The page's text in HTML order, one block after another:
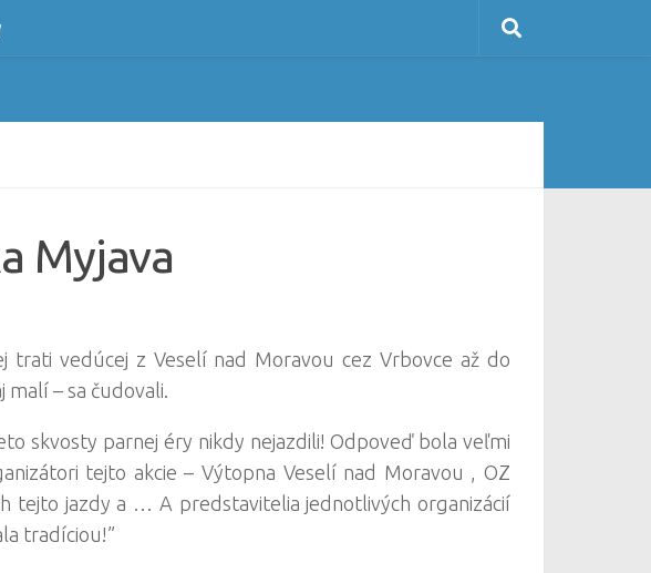
Myjava
trati vedúcej z Veselí nad Moravou cez Vrbovce až do
malí – sa čudovali.
skvosty parnej éry nikdy nejazdili! Odpoveď bola veľmi
tejto akcie – Výtopna Veselí nad Moravou , OZ
tejto jazdy a … A predstavitelia jednotlivých organizácií
tradíciou!”